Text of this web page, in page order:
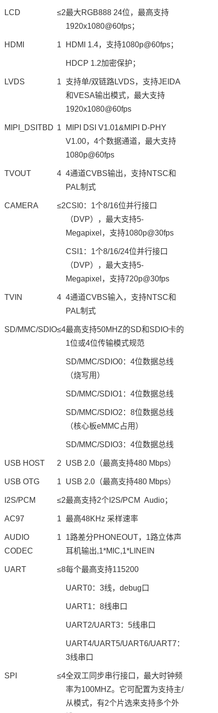
LCD ≤2最大RGB888 24位，最高支持
1920x1080@60fps；
HDMI 1 HDMI 1.4，支持1080p@60fps；
HDCP 1.2加密保护；
LVDS 1
支持单/双链路LVDS，支持JEIDA
和VESA输出模式，最大支持
1920x1080@60fps
MIPI_DSITBD 1
MIPI DSI V1.01&MIPI D-PHY
V1.00，4个数据通道，最大支持
1080p@60fps
TVOUT 4 4通道CVBS输出，支持NTSC和
PAL制式
CAMERA ≤2CSI0：1个8/16位并行接口
（DVP），最大支持5-
Megapixel，支持1080p@30fps
CSI1：1个8/16/24位并行接口
（DVP），最大支持5-
Megapixel，支持720p@30fps
TVIN 4 4通道CVBS输入，支持NTSC和
PAL制式
SD/MMC/SDIO≤4最高支持50MHZ的SD和SDIO卡的
1位或4位传输模式规范
SD/MMC/SDIO0：4位数据总线
（烧写用）
SD/MMC/SDIO1：4位数据总线
SD/MMC/SDIO2：8位数据总线
（核心板eMMC占用）
SD/MMC/SDIO3：4位数据总线
USB HOST 2 USB 2.0（最高支持480 Mbps）
USB OTG 1 USB 2.0（最高支持480 Mbps）
I2S/PCM ≤2最高支持2个I2S/PCM Audio；
AC97 1 最高48KHz 采样速率
AUDIO
CODEC
1
1路差分PHONEOUT，1路立体声
耳机输出,1*MIC,1*LINEIN
UART ≤8每个最高支持115200
UART0：3线，debug口
UART1：8线串口
UART2/UART3：5线串口
UART4/UART5/UART6/UART7：
3线串口
SPI ≤4全双工同步串行接口，最大时钟频
率为100MHZ。它可配置为支持主/
从模式，有2个片选来支持多个外